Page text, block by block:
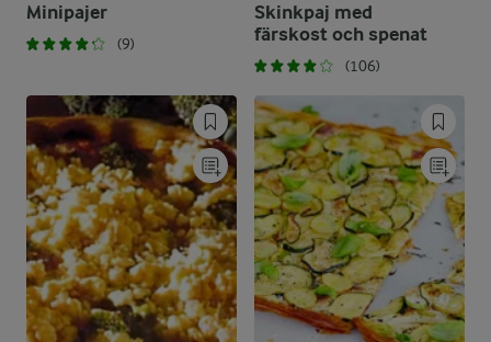
Minipajer
(9)
Skinkpaj med
färskost och spenat
(106)